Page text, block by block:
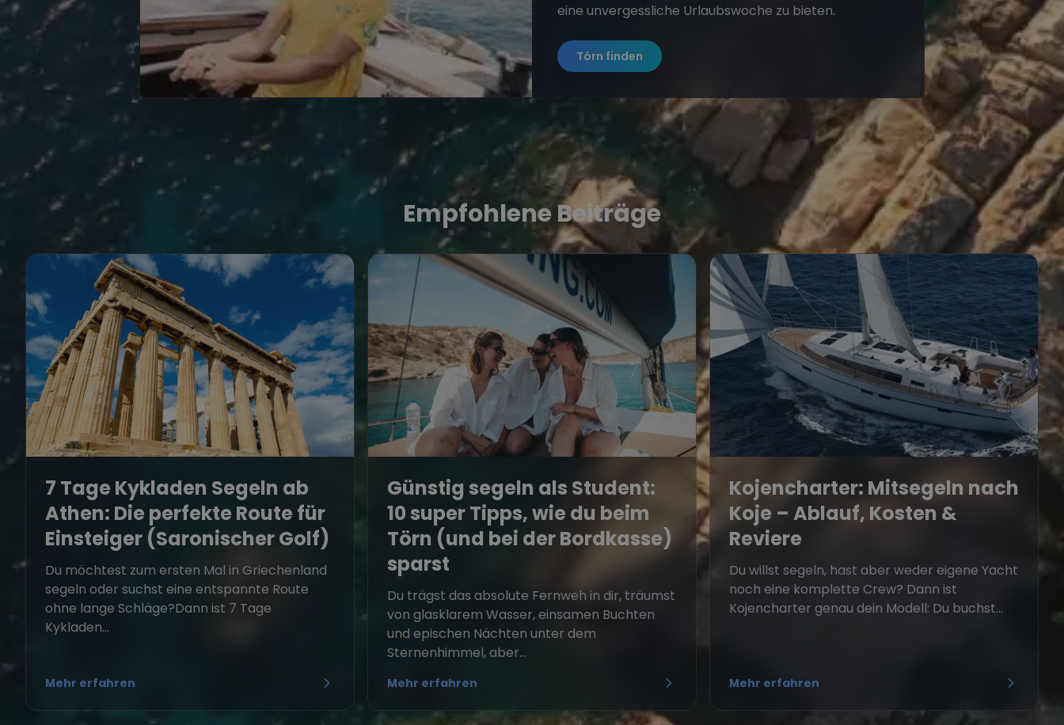
eine unvergessliche Urlaubswoche zu bieten.
Törn finden
Empfohlene Beiträge
7 Tage Kykladen Segeln ab
Athen: Die perfekte Route für
Einsteiger (Saronischer Golf)
Du möchtest zum ersten Mal in Griechenland
segeln oder suchst eine entspannte Route
ohne lange Schläge?Dann ist 7 Tage
Kykladen...
Mehr erfahren
Günstig segeln als Student:
10 super Tipps, wie du beim
Törn (und bei der Bordkasse)
sparst
Du trägst das absolute Fernweh in dir, träumst
von glasklarem Wasser, einsamen Buchten
und epischen Nächten unter dem
Sternenhimmel, aber...
Mehr erfahren
Kojencharter: Mitsegeln nach
Koje – Ablauf, Kosten &
Reviere
Du willst segeln, hast aber weder eigene Yacht
noch eine komplette Crew? Dann ist
Kojencharter genau dein Modell: Du buchst...
Mehr erfahren